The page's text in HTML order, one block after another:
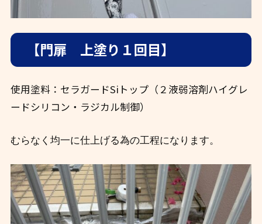
【門扉 上塗り１回目】
使用塗料：セラガードSiトップ（２液弱溶剤ハイグレ
ードシリコン・ラジカル制御）
むらなく均一に仕上げる為の工程になります。